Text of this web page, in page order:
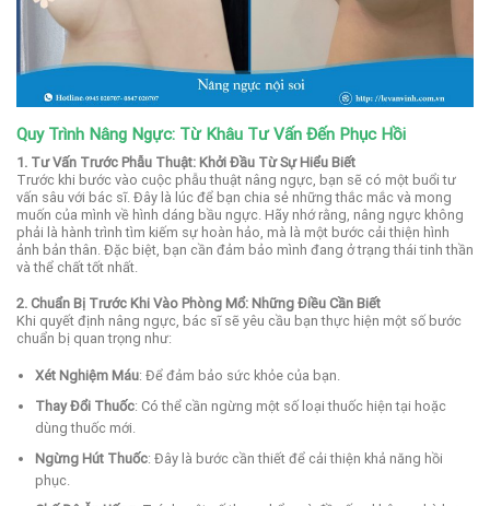
Quy Trình Nâng Ngực: Từ Khâu Tư Vấn Đến Phục Hồi
1. Tư Vấn Trước Phẫu Thuật: Khởi Đầu Từ Sự Hiểu Biết
Trước khi bước vào cuộc phẫu thuật nâng ngực, bạn sẽ có một buổi tư
vấn sâu với bác sĩ. Đây là lúc để bạn chia sẻ những thắc mắc và mong
muốn của mình về hình dáng bầu ngực. Hãy nhớ rằng, nâng ngực không
phải là hành trình tìm kiếm sự hoàn hảo, mà là một bước cải thiện hình
ảnh bản thân. Đặc biệt, bạn cần đảm bảo mình đang ở trạng thái tinh thần
và thể chất tốt nhất.
2. Chuẩn Bị Trước Khi Vào Phòng Mổ: Những Điều Cần Biết
Khi quyết định nâng ngực, bác sĩ sẽ yêu cầu bạn thực hiện một số bước
chuẩn bị quan trọng như:
Xét Nghiệm Máu: Để đảm bảo sức khỏe của bạn.
Thay Đổi Thuốc: Có thể cần ngừng một số loại thuốc hiện tại hoặc
dùng thuốc mới.
Ngừng Hút Thuốc: Đây là bước cần thiết để cải thiện khả năng hồi
phục.